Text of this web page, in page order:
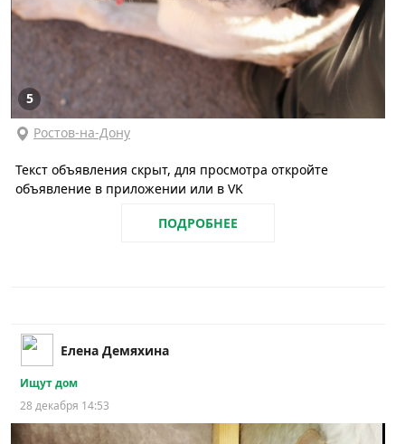
5
Ростов-на-Дону
Текст объявления скрыт, для просмотра откройте
объявление в приложении или в VK
ПОДРОБНЕЕ
Елена Демяхина
Ищут дом
28 декабря 14:53